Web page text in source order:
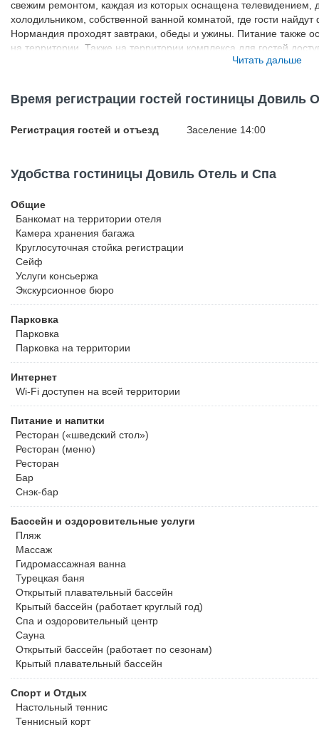
свежим ремонтом, каждая из которых оснащена телевидением,
холодильником, собственной ванной комнатой, где гости
Нормандия проходят завтраки, обеды и ужины. Питание также
на территории. Также на территории комплекса для гостей
бассейны (детские и взрослые, с горками и без), тренажерный
автомобиль на парковке. Ежедневно утром и вечером для
составляет 5 км, до аэропорта Анапа - 13 км.
Читать дальше
Время регистрации гостей гостиницы Довиль
Регистрация гостей и отъезд Заселение 14:00
Удобства гостиницы Довиль Отель и Спа
Общие
Банкомат на территории отеля
Камера хранения багажа
Круглосуточная стойка регистрации
Сейф
Услуги консьержа
Экскурсионное бюро
Парковка
Парковка
Парковка на территории
Интернет
Wi-Fi доступен на всей территории
Питание и напитки
Ресторан («шведский стол»)
Ресторан (меню)
Ресторан
Бар
Снэк-бар
Бассейн и оздоровительные услуги
Пляж
Массаж
Гидромассажная ванна
Турецкая баня
Открытый плавательный бассейн
Крытый бассейн (работает круглый год)
Спа и оздоровительный центр
Сауна
Открытый бассейн (работает по сезонам)
Крытый плавательный бассейн
Спорт и Отдых
Настольный теннис
Теннисный корт